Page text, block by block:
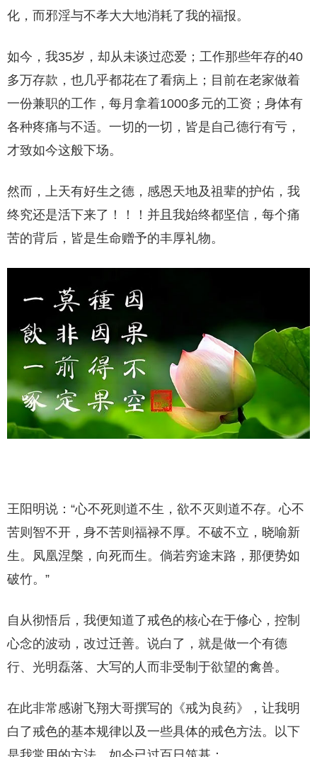
化，而邪淫与不孝大大地消耗了我的福报。
如今，我35岁，却从未谈过恋爱；工作那些年存的40
多万存款，也几乎都花在了看病上；目前在老家做着
一份兼职的工作，每月拿着1000多元的工资；身体有
各种疼痛与不适。一切的一切，皆是自己德行有亏，
才致如今这般下场。
然而，上天有好生之德，感恩天地及祖辈的护佑，我
终究还是活下来了！！！并且我始终都坚信，每个痛
苦的背后，皆是生命赠予的丰厚礼物。
王阳明说：“心不死则道不生，欲不灭则道不存。心不
苦则智不开，身不苦则福禄不厚。不破不立，晓喻新
生。凤凰涅槃，向死而生。倘若穷途末路，那便势如
破竹。”
自从彻悟后，我便知道了戒色的核心在于修心，控制
心念的波动，改过迁善。说白了，就是做一个有德
行、光明磊落、大写的人而非受制于欲望的禽兽。
在此非常感谢飞翔大哥撰写的《戒为良药》，让我明
白了戒色的基本规律以及一些具体的戒色方法。以下